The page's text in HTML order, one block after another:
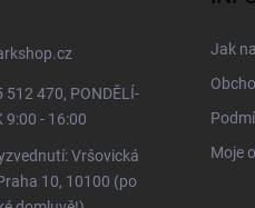
512 470, PONDĚLÍ-
9:00 - 16:00
Vršovická
10, 10100 (po
Jak
Moje